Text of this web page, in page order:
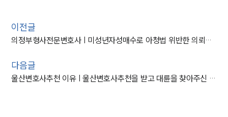
이전글
의정부형사전문변호사 | 미성년자성매수로 아청법 위반한 의뢰인, 집행유예로 방어
다음글
울산변호사추천 이유 | 울산변호사추천을 받고 대륜을 찾아주신 의뢰인 불송치